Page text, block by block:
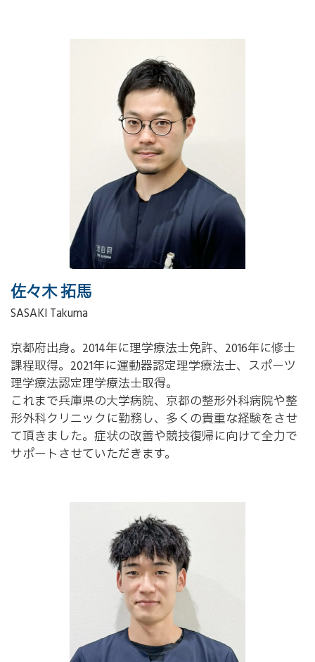
佐々木 拓馬
SASAKI Takuma
京都府出身。2014年に理学療法士免許、2016年に修士
課程取得。2021年に運動器認定理学療法士、スポーツ
理学療法認定理学療法士取得。
これまで兵庫県の大学病院、京都の整形外科病院や整
形外科クリニックに勤務し、多くの貴重な経験をさせ
て頂きました。症状の改善や競技復帰に向けて全力で
サポートさせていただきます。